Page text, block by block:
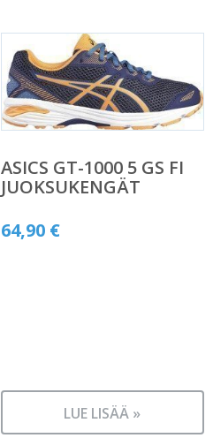
ASICS GT-1000 5 GS FI
JUOKSUKENGÄT
64,90 €
LUE LISÄÄ »